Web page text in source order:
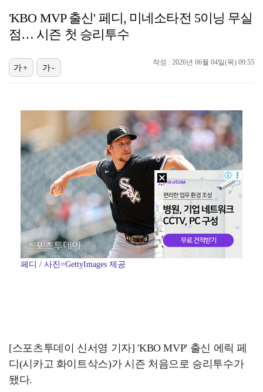
에스파, 고척돔 입성…공연 시작 40분 만에 첫 인사 …
에스파 고척돔 공연에 반가운 얼굴…아이들 미연·트와이스…
"언론사 대표·국회의원도"…최연청, 판사 남편까지 화려…
박지민 아나운서 "발리까지 갔는데…'피의 게임2' 출연…
한국 남자배구, 중국 3-0 완파하고 동아시아선수권 결…
'서명관·야고 연속골' 울산, 동해안 더비서 포항 제압…
'KBO MVP 출신' 페디, 미네소타전 5이닝 무실
점… 시즌 첫 승리투수
작성 : 2026년 06월 04일(목) 09:55
가+ 가-
페디 / 사진=GettyImages 제공
[스포츠투데이 신서영 기자] 'KBO MVP' 출신 에릭 페
디(시카고 화이트삭스)가 시즌 처음으로 승리투수가
됐다.